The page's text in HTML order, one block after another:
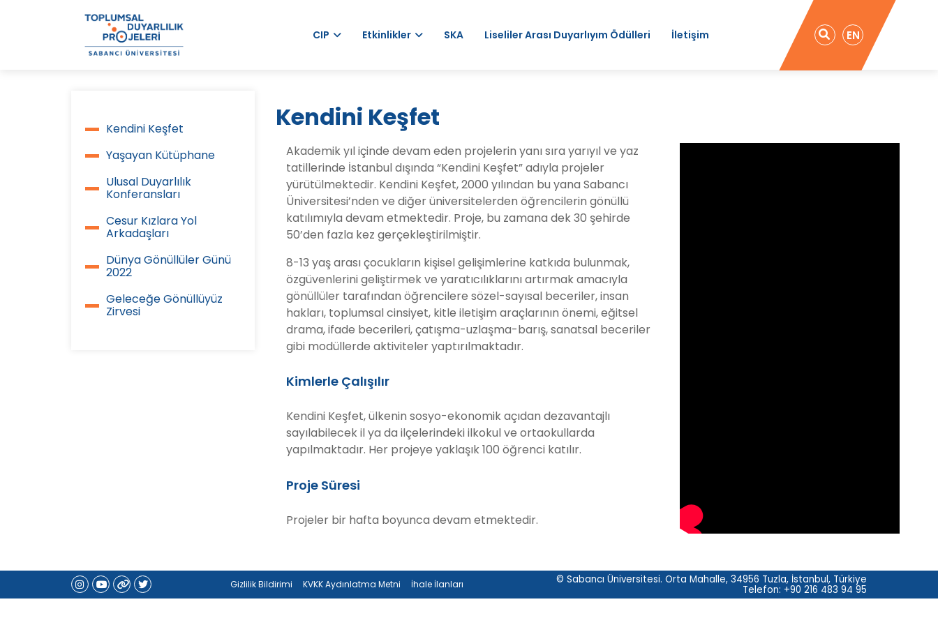
Main
CIP Etkinlikler SKA Liseliler Arası Duyarlıyım Ödülleri İletişim EN
Etkinlikler
/
Events
Kendini Keşfet
Yaşayan Kütüphane
Ulusal Duyarlılık
Konferansları
Cesur Kızlara Yol
Arkadaşları
Dünya Gönüllüler Günü
2022
Geleceğe Gönüllüyüz
Zirvesi
Kendini Keşfet
Akademik yıl içinde devam eden projelerin yanı sıra yarıyıl ve yaz
tatillerinde İstanbul dışında “Kendini Keşfet” adıyla projeler
yürütülmektedir. Kendini Keşfet, 2000 yılından bu yana Sabancı
Üniversitesi’nden ve diğer üniversitelerden öğrencilerin gönüllü
katılımıyla devam etmektedir. Proje, bu zamana dek 30 şehirde
50’den fazla kez gerçekleştirilmiştir.
8-13 yaş arası çocukların kişisel gelişimlerine katkıda bulunmak,
özgüvenlerini geliştirmek ve yaratıcılıklarını artırmak amacıyla
gönüllüler tarafından öğrencilere sözel-sayısal beceriler, insan
hakları, toplumsal cinsiyet, kitle iletişim araçlarının önemi, eğitsel
drama, ifade becerileri, çatışma-uzlaşma-barış, sanatsal beceriler
gibi modüllerde aktiviteler yaptırılmaktadır.
Kimlerle Çalışılır
Kendini Keşfet, ülkenin sosyo-ekonomik açıdan dezavantajlı
sayılabilecek il ya da ilçelerindeki ilkokul ve ortaokullarda
yapılmaktadır. Her projeye yaklaşık 100 öğrenci katılır.
Proje Süresi
Projeler bir hafta boyunca devam etmektedir.
Gizlilik Bildirimi KVKK Aydınlatma Metni İhale İlanları © Sabancı Üniversitesi. Orta Mahalle, 34956 Tuzla, İstanbul, Türkiye
Telefon: +90 216 483 94 95